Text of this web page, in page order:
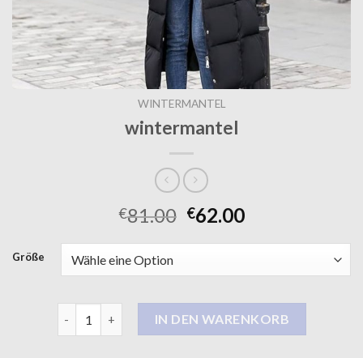
WINTERMANTEL
wintermantel
€81.00 €62.00
Größe
wintermantel MengeIN DEN WARENKORB